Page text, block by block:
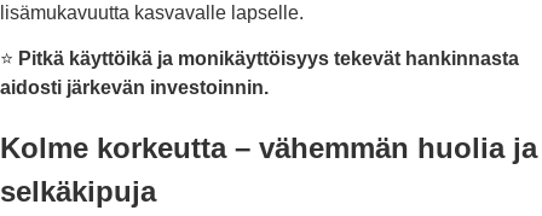
lisämukavuutta kasvavalle lapselle.
⭐ Pitkä käyttöikä ja monikäyttöisyys tekevät hankinnasta
aidosti järkevän investoinnin.
Kolme korkeutta – vähemmän huolia ja
selkäkipuja